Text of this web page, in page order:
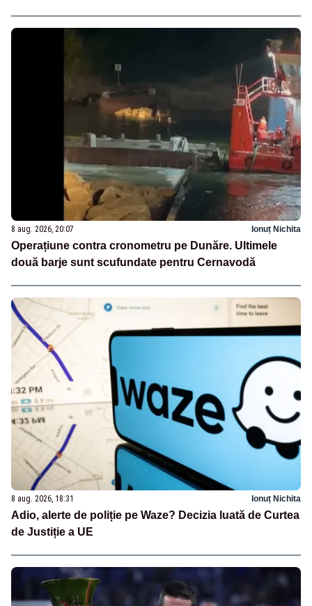
8 aug. 2026, 20:07 Ionuț Nichita
Operațiune contra cronometru pe Dunăre. Ultimele
două barje sunt scufundate pentru Cernavodă
8 aug. 2026, 18:31 Ionuț Nichita
Adio, alerte de poliție pe Waze? Decizia luată de Curtea
de Justiție a UE